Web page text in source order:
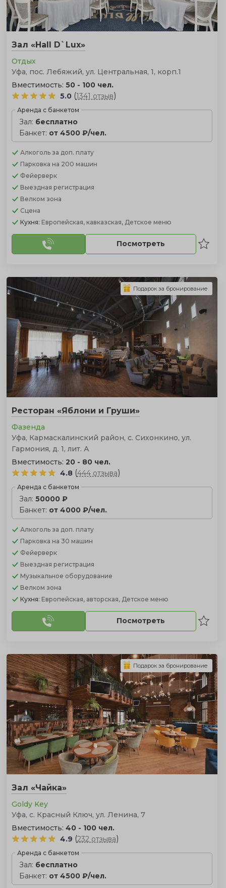
Зал «Hall D`Lux»
Отдых
Уфа, пос. Лебяжий, ул. Центральная, 1, корп.1
Вместимость: 50 - 100 чел.
5.0 (1341 отзыв)
Аренда с банкетом
Зал: бесплатно
Банкет: от 4500 ₽/чел.
Алкоголь за доп. плату
Парковка на 200 машин
Фейерверк
Выездная регистрация
Велком зона
Сцена
Кухня: Европейская, кавказская, Детское меню
Посмотреть
Ресторан «Яблони и Груши»
Фазенда
Уфа, Кармаскалинский район, с. Сихонкино, ул.
Гармония, д. 1, лит. А
Вместимость: 20 - 80 чел.
4.8 (444 отзыва)
Аренда с банкетом
Зал: 50000 ₽
Банкет: от 4000 ₽/чел.
Алкоголь за доп. плату
Парковка на 30 машин
Фейерверк
Выездная регистрация
Музыкальное оборудование
Велком зона
Кухня: Европейская, авторская, Детское меню
Посмотреть
Подарок за бронирование
Зал «Чайка»
Goldy Key
Уфа, с. Красный Ключ, ул. Ленина, 7
Вместимость: 40 - 100 чел.
4.9 (232 отзыва)
Аренда с банкетом
Зал: бесплатно
Банкет: от 4500 ₽/чел.
Подарок за бронирование